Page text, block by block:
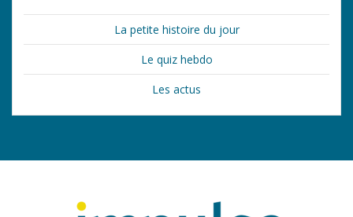
La petite histoire du jour
Le quiz hebdo
Les actus